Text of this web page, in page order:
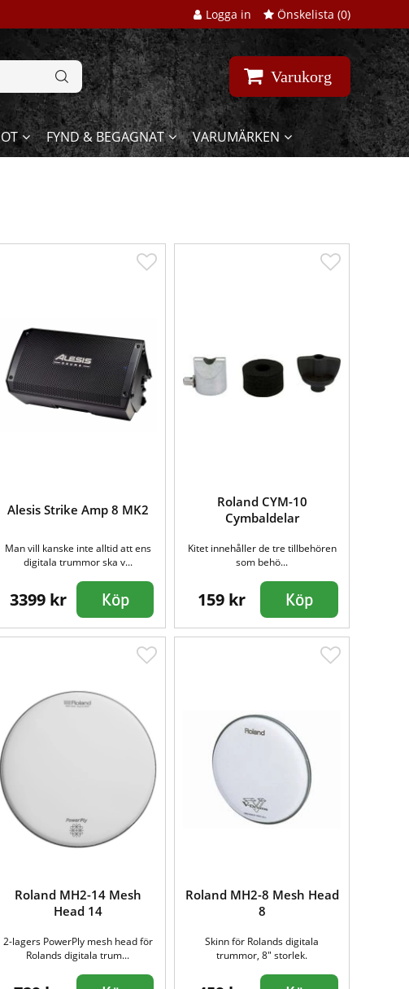
Logga in Önskelista (0)
Varukorg
FYND & BEGAGNAT VARUMÄRKEN
Alesis Strike Amp 8 MK2
Man vill kanske inte alltid att ens
digitala trummor ska v...
3399 kr Köp
Roland CYM-10
Cymbaldelar
Kitet innehåller de tre tillbehören
som behö...
159 kr Köp
Roland MH2-14 Mesh
Head 14
2-lagers PowerPly mesh head för
Rolands digitala trum...
Roland MH2-8 Mesh Head
8
Skinn för Rolands digitala
trummor, 8" storlek.